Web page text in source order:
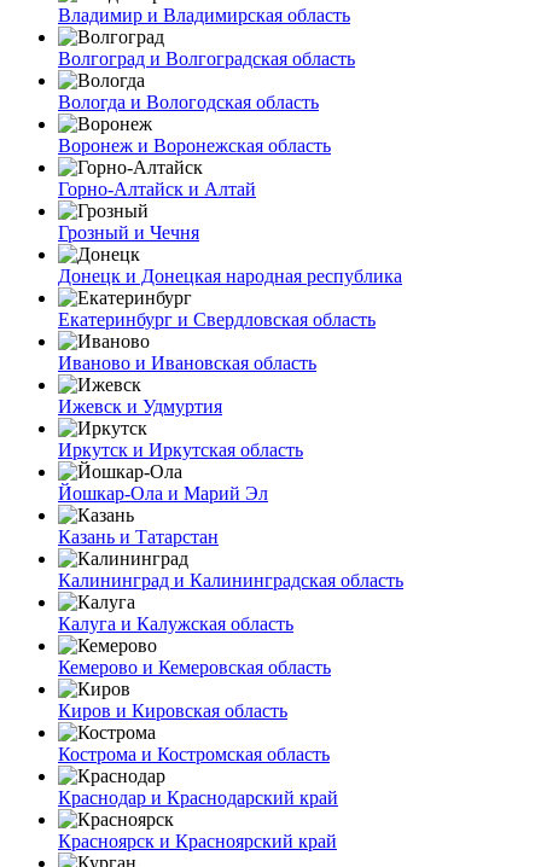
Владимир и Владимирская область
Волгоград и Волгоградская область
Вологда и Вологодская область
Воронеж и Воронежская область
Горно-Алтайск и Алтай
Грозный и Чечня
Донецк и Донецкая народная республика
Екатеринбург и Свердловская область
Иваново и Ивановская область
Ижевск и Удмуртия
Иркутск и Иркутская область
Йошкар-Ола и Марий Эл
Казань и Татарстан
Калининград и Калининградская область
Калуга и Калужская область
Кемерово и Кемеровская область
Киров и Кировская область
Кострома и Костромская область
Краснодар и Краснодарский край
Красноярск и Красноярский край